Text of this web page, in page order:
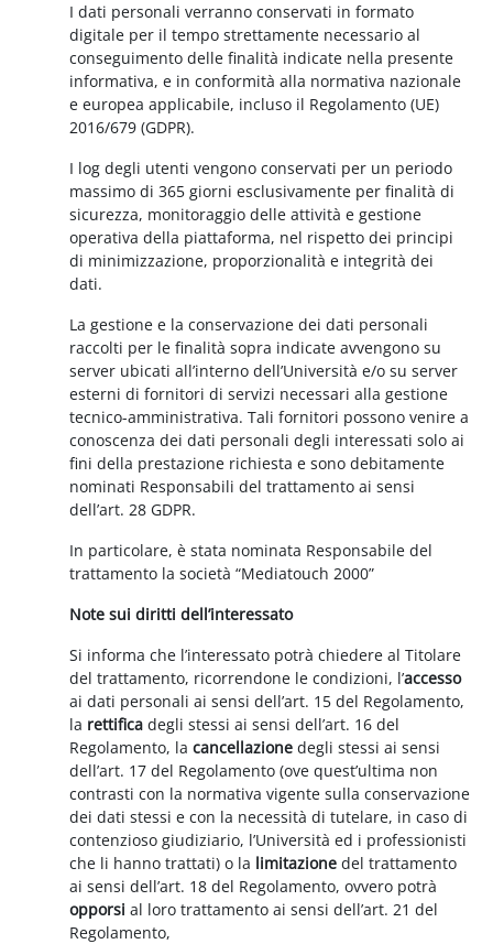
I dati personali verranno conservati in formato
digitale per il tempo strettamente necessario al
conseguimento delle finalità indicate nella presente
informativa, e in conformità alla normativa nazionale
e europea applicabile, incluso il Regolamento (UE)
2016/679 (GDPR).
I log degli utenti vengono conservati per un periodo
massimo di 365 giorni esclusivamente per finalità di
sicurezza, monitoraggio delle attività e gestione
operativa della piattaforma, nel rispetto dei principi
di minimizzazione, proporzionalità e integrità dei
dati.
La gestione e la conservazione dei dati personali
raccolti per le finalità sopra indicate avvengono su
server ubicati all’interno dell’Università e/o su server
esterni di fornitori di servizi necessari alla gestione
tecnico-amministrativa. Tali fornitori possono venire a
conoscenza dei dati personali degli interessati solo ai
fini della prestazione richiesta e sono debitamente
nominati Responsabili del trattamento ai sensi
dell’art. 28 GDPR.
In particolare, è stata nominata Responsabile del
trattamento la società “Mediatouch 2000”
Note sui diritti dell’interessato
Si informa che l’interessato potrà chiedere al Titolare
del trattamento, ricorrendone le condizioni, l’accesso
ai dati personali ai sensi dell’art. 15 del Regolamento,
la rettificadegli stessi ai sensi dell’art. 16 del
Regolamento, lacancellazione degli stessi ai sensi
dell’art. 17 del Regolamento (ove quest’ultima non
contrasti con la normativa vigente sulla conservazione
dei dati stessi e con la necessità di tutelare, in caso di
contenzioso giudiziario, l’Università ed i professionisti
che li hanno trattati) o la limitazione del trattamento
ai sensi dell’art. 18 del Regolamento, ovvero potrà
opporsi al loro trattamento ai sensi dell’art. 21 del
Regolamento,